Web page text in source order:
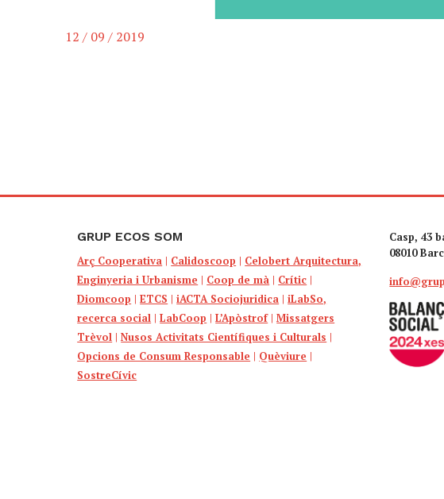
12 / 09 / 2019
GRUP ECOS SOM
Arç Cooperativa | Calidoscoop | Celobert Arquitectura,
Enginyeria i Urbanisme | Coop de mà | Crític |
Diomcoop |ETCS |iACTA Sociojuridica |iLabSo,
recerca social |LabCoop |L’Apòstrof|Missatgers
Trèvol |Nusos Activitats Científiques i Culturals |
Opcions de Consum Responsable | Quèviure |
SostreCívic
Casp, 43
08010